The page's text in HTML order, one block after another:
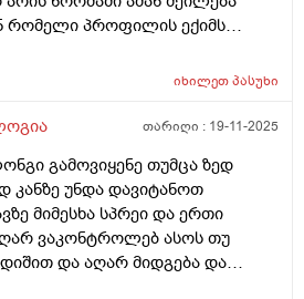
რომელი პროფილის ექიმს
იხილეთპასუხი
თარიღი : 19-11-2025
გამოვიყენე თუმცა ზედ
უნდა დავიტანოთ
მიმესხა სპრეი და ერთი
ვაკონტროლებ ასოს თუ
და აღარ მიდგება და